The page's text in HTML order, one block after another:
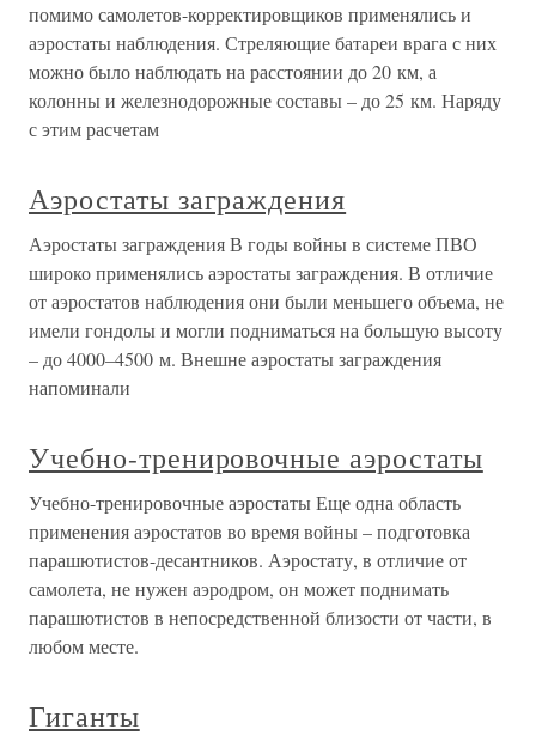
помимо самолетов-корректировщиков применялись и
аэростаты наблюдения. Стреляющие батареи врага с них
можно было наблюдать на расстоянии до 20 км, а
колонны и железнодорожные составы – до 25 км. Наряду
с этим расчетам
Аэростаты заграждения
Аэростаты заграждения В годы войны в системе ПВО
широко применялись аэростаты заграждения. В отличие
от аэростатов наблюдения они были меньшего объема, не
имели гондолы и могли подниматься на большую высоту
– до 4000–4500 м. Внешне аэростаты заграждения
напоминали
Учебно-тренировочные аэростаты
Учебно-тренировочные аэростаты Еще одна область
применения аэростатов во время войны – подготовка
парашютистов-десантников. Аэростату, в отличие от
самолета, не нужен аэродром, он может поднимать
парашютистов в непосредственной близости от части, в
любом месте.
Гиганты